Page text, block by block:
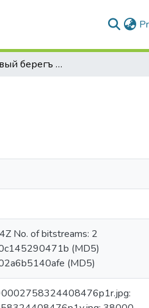
Вильна – Лъвый берегъ Вильи
No. of bitstreams: 2
(MD5)
(MD5)